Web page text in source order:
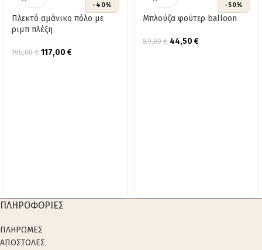
-40%
Πλεκτό αμάνικο πόλο με
ριμπ πλέξη
195,00€ 117,00 €
-50%
Μπλούζα φούτερ balloon
89,00€ 44,50 €
ΠΛΗΡΟΦΟΡΙΕΣ
ΠΛΗΡΩΜΕΣ
ΑΠΟΣΤΟΛΕΣ